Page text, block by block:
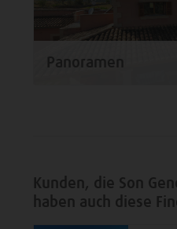
Panoramen
Kunden, die Son
haben auch diese